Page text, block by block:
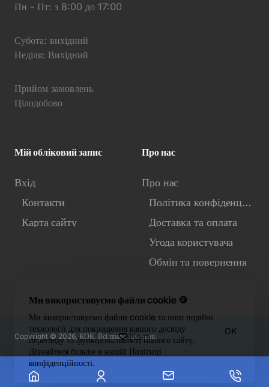
Ми використовуємо файли cookie 🍪
Ми використовуємо файли cookie та інші подібні
технології для покращення вашого досвіду
перегляду та функціональності нашого сайту.
Дізнайтеся більше в нашій Політиці
конфіденційності.
OK
Пн - Пт: з 8:00 до 17:00
Субота: вихідний
Неділя: Вихідний
Прийом замовлень
Цілодобово
Мій обліковий запис
Вхід
Контакти
Карта сайту
Про нас
Про нас
Політика конфіденційності
Доставка та оплата
Угода користувача
Обмін та повернення
Copyright © 2026, КОК. Всі права захищені.
Фiльтр